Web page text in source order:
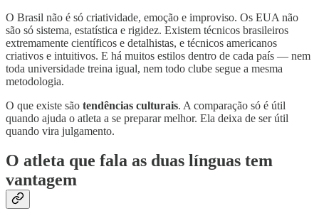
O Brasil não é só criatividade, emoção e improviso. Os EUA não
são só sistema, estatística e rigidez. Existem técnicos brasileiros
extremamente científicos e detalhistas, e técnicos americanos
criativos e intuitivos. E há muitos estilos dentro de cada país — nem
toda universidade treina igual, nem todo clube segue a mesma
metodologia.
O que existe são tendências culturais. A comparação só é útil
quando ajuda o atleta a se preparar melhor. Ela deixa de ser útil
quando vira julgamento.
O atleta que fala as duas línguas tem
vantagem